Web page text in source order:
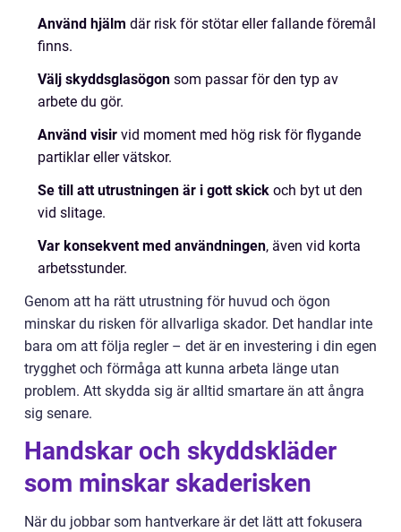
Använd hjälm där risk för stötar eller fallande föremål
finns.
Välj skyddsglasögon som passar för den typ av
arbete du gör.
Använd visir vid moment med hög risk för flygande
partiklar eller vätskor.
Se till att utrustningen är i gott skick och byt ut den
vid slitage.
Var konsekvent med användningen, även vid korta
arbetsstunder.
Genom att ha rätt utrustning för huvud och ögon
minskar du risken för allvarliga skador. Det handlar inte
bara om att följa regler – det är en investering i din egen
trygghet och förmåga att kunna arbeta länge utan
problem. Att skydda sig är alltid smartare än att ångra
sig senare.
Handskar och skyddskläder
som minskar skaderisken
När du jobbar som hantverkare är det lätt att fokusera